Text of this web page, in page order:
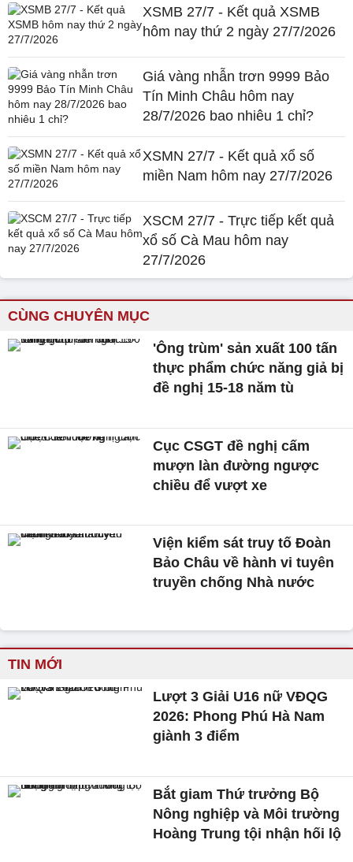
XSMB 27/7 - Kết quả XSMB
hôm nay thứ 2 ngày 27/7/2026
Giá vàng nhẫn trơn 9999 Bảo
Tín Minh Châu hôm nay
28/7/2026 bao nhiêu 1 chỉ?
XSMN 27/7 - Kết quả xổ số
miền Nam hôm nay 27/7/2026
XSCM 27/7 - Trực tiếp kết quả
xổ số Cà Mau hôm nay
27/7/2026
CÙNG CHUYÊN MỤC
'Ông trùm' sản xuất 100 tấn
thực phẩm chức năng giả bị
đề nghị 15-18 năm tù
Cục CSGT đề nghị cấm
mượn làn đường ngược
chiều để vượt xe
Viện kiểm sát truy tố Đoàn
Bảo Châu về hành vi tuyên
truyền chống Nhà nước
TIN MỚI
Lượt 3 Giải U16 nữ VĐQG
2026: Phong Phú Hà Nam
giành 3 điểm
Bắt giam Thứ trưởng Bộ
Nông nghiệp và Môi trường
Hoàng Trung tội nhận hối lộ